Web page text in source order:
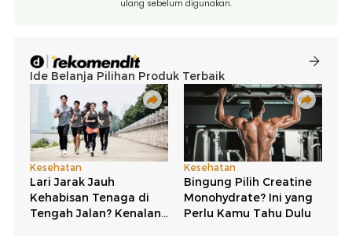
ulang sebelum digunakan.